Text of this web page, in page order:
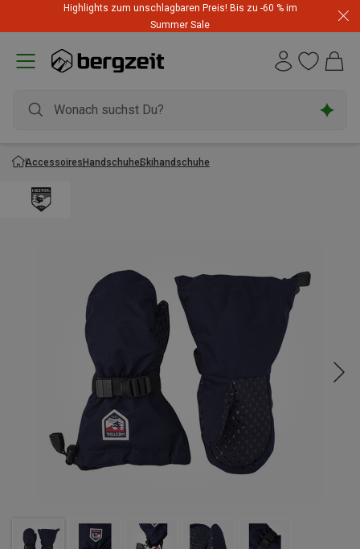
Highlights zum unschlagbaren Preis! Bis zu -60 % im
Summer Sale
AccessoiresHandschuheSkihandschuhe